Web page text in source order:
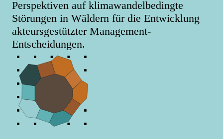
Perspektiven auf klimawandelbedingte
Störungen in Wäldern für die Entwicklung
akteursgestützter Management-
Entscheidungen.